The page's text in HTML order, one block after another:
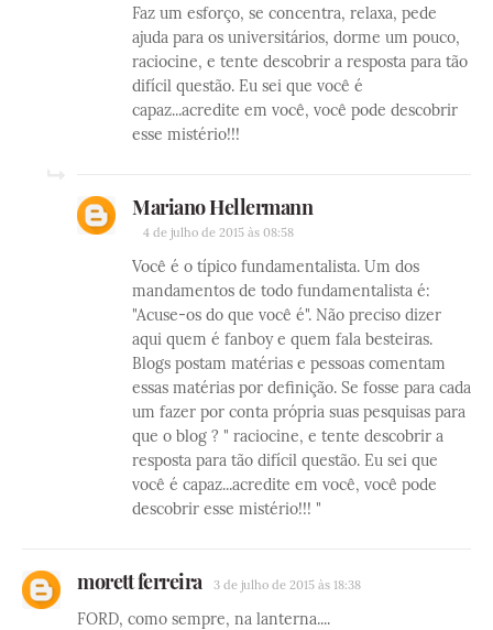
Faz um esforço, se concentra, relaxa, pede
ajuda para os universitários, dorme um pouco,
raciocine, e tente descobrir a resposta para tão
difícil questão. Eu sei que você é
capaz...acredite em você, você pode descobrir
esse mistério!!!
Mariano Hellermann
4 de julho de 2015 às 08:58
Você é o típico fundamentalista. Um dos
mandamentos de todo fundamentalista é:
"Acuse-os do que você é". Não preciso dizer
aqui quem é fanboy e quem fala besteiras.
Blogs postam matérias e pessoas comentam
essas matérias por definição. Se fosse para cada
um fazer por conta própria suas pesquisas para
que o blog ? " raciocine, e tente descobrir a
resposta para tão difícil questão. Eu sei que
você é capaz...acredite em você, você pode
descobrir esse mistério!!! "
morett ferreira 3 de julho de 2015 às 18:38
FORD, como sempre, na lanterna....